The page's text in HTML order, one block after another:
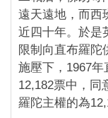
遠天遠地，而西
近四十年。於是
限制向直布羅
施壓下，1967
12,182票中，同
羅陀主權的為